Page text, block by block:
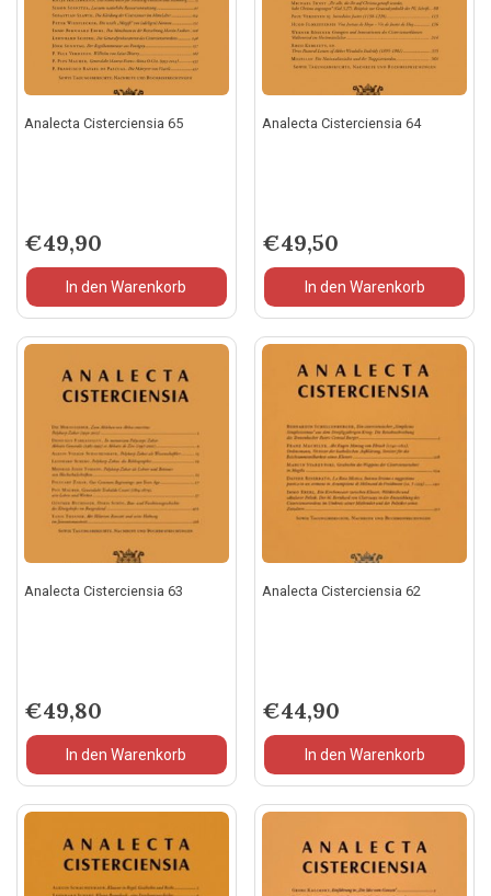
Analecta Cisterciensia 65
€49,90
In den Warenkorb
Analecta Cisterciensia 64
€49,50
In den Warenkorb
Analecta Cisterciensia 63
€49,80
In den Warenkorb
Analecta Cisterciensia 62
€44,90
In den Warenkorb